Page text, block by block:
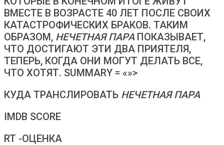
ВМЕСТЕ В ВОЗРАСТЕ 40 ЛЕТ ПОСЛЕ СВОИХ
КАТАСТРОФИЧЕСКИХ БРАКОВ. ТАКИМ
ОБРАЗОМ, НЕЧЕТНАЯ ПАРА ПОКАЗЫВАЕТ,
ЧТО ДОСТИГАЮТ ЭТИ ДВА ПРИЯТЕЛЯ,
ТЕПЕРЬ, КОГДА ОНИ МОГУТ ДЕЛАТЬ ВСЕ,
ЧТО ХОТЯТ. SUMMARY = «»>
КУДА ТРАНСЛИРОВАТЬ НЕЧЕТНАЯ ПАРА
IMDB SCORE
RT -ОЦЕНКА